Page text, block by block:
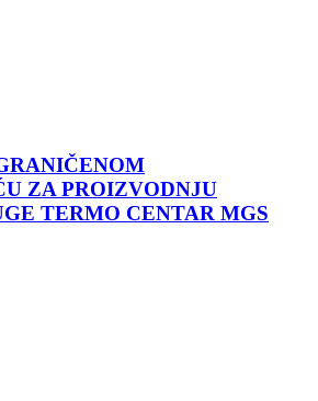
ZA PROIZVODNJU
TERMO CENTAR MGS